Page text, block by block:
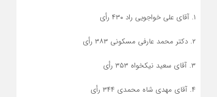
۱. آقای علی خواجویی راد ۴۳۰ رأی
۲. دکتر محمد عارفی مسکونی ۳۸۳ رأی
۳. آقای سعید نیکخواه ۳۵۳ رأی
۴. آقای مهدی شاه محمدی ۳۴۴ رأی